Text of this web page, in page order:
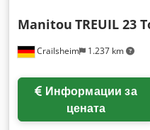
Crailsheim 1.237 km
Manitou TREUIL 23
цената